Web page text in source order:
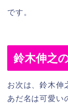
です。
鈴木伸之
お次は、鈴木伸
あだ名は可愛い